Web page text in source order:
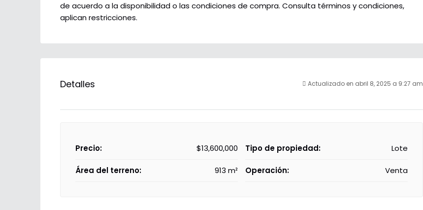
de acuerdo a la disponibilidad o las condiciones de compra. Consulta términos y condiciones,
aplican restricciones.
Detalles Actualizado en abril 8, 2025 a 9:27 am
Precio: $13,600,000
Área del terreno: 913 m²
Tipo de propiedad: Lote
Operación: Venta